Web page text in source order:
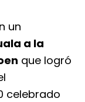
un
a la
que logró
celebrado